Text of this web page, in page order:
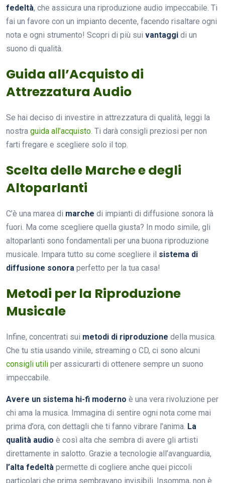
fedeltà, che assicura una riproduzione audio impeccabile. Ti
fai un favore con un impianto decente, facendo risaltare ogni
nota e ogni strumento! Scopri di più sui vantaggi di un
suono di qualità.
Guida all’Acquisto di
Attrezzatura Audio
Se hai deciso di investire in attrezzatura di qualità, leggi la
nostra guida all’acquisto. Ti darà consigli preziosi per non
farti fregare e scegliere solo il top.
Scelta delle Marche e degli
Altoparlanti
C’è una marea di marche di impianti di diffusione sonora là
fuori. Ma come scegliere quella giusta? In modo simile, gli
altoparlanti sono fondamentali per una buona riproduzione
musicale. Impara tutto su come scegliere il sistema di
diffusione sonora perfetto per la tua casa!
Metodi per la Riproduzione
Musicale
Infine, concentrati sui metodi di riproduzione della musica.
Che tu stia usando vinile, streaming o CD, ci sono alcuni
consigli utili per assicurarti di ottenere sempre un suono
impeccabile.
Avere un sistema hi-fi moderno è una vera rivoluzione per
chi ama la musica. Immagina di sentire ogni nota come mai
prima d’ora, con dettagli che ti fanno vibrare l’anima. La
qualità audio è così alta che sembra di avere gli artisti
direttamente in salotto. Grazie a tecnologie all’avanguardia,
l’alta fedeltà permette di cogliere anche quei piccoli
particolari che prima sembravano invisibili. Insomma, non è